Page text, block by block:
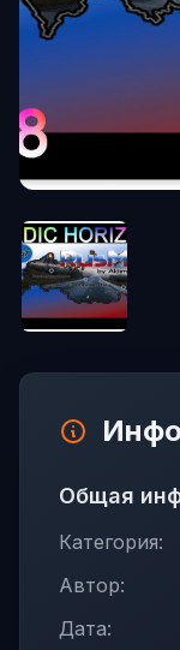
Общая
Категория:
Автор:
Дата: